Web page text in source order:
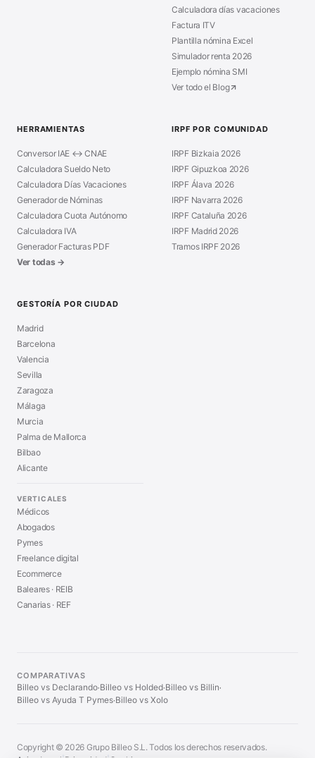
Calculadora días vacaciones
Factura ITV
Plantilla nómina Excel
Simulador renta 2026
Ejemplo nómina SMI
Ver todo el Blog
HERRAMIENTAS
Conversor IAE ↔ CNAE
Calculadora Sueldo Neto
Calculadora Días Vacaciones
Generador de Nóminas
Calculadora Cuota Autónomo
Calculadora IVA
Generador Facturas PDF
Ver todas →
IRPF POR COMUNIDAD
IRPF Bizkaia 2026
IRPF Gipuzkoa 2026
IRPF Álava 2026
IRPF Navarra 2026
IRPF Cataluña 2026
IRPF Madrid 2026
Tramos IRPF 2026
GESTORÍA POR CIUDAD
Madrid
Barcelona
Valencia
Sevilla
Zaragoza
Málaga
Murcia
Palma de Mallorca
Bilbao
Alicante
VERTICALES
Médicos
Abogados
Pymes
Freelance digital
Ecommerce
Baleares · REIB
Canarias · REF
COMPARATIVAS
Billeo vs Declarando·Billeo vs Holded·Billeo vs Billin·
Billeo vs Ayuda T Pymes·Billeo vs Xolo
Copyright © 2026 Grupo Billeo S.L. Todos los derechos reservados.